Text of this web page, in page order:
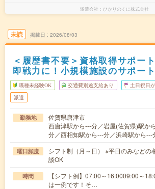
派遣会社 ひかりのくに株式会社
未読 掲載日 2026/08/03
＜履歴書不要＞資格取得サポー
即戦力に！小規模施設のサポート
職種未経験OK 交通費別途支給あり 土日祝日
派遣
勤務地
佐賀県唐津市
西唐津駅から---分／岩屋(佐賀県)駅か
分／西相知駅から---分／浜崎駅から---
曜日頻度
シフト制（月～日） ※平日のみなどの
談OK
時間
【シフト例】07:00～16:0009:00～
は一例です！そ…